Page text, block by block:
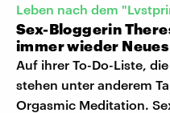
Leben nach dem
Sex-Bloggerin
immer wieder
Auf ihrer To-Do-Liste,
stehen unter anderem
Orgasmic Meditation.